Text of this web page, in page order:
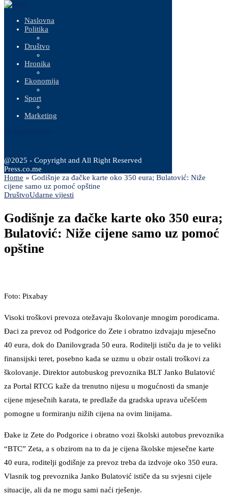
Naslovna
Politika
Društvo
Hronika
Ekonomija
Sport
Marketing
@2025 - Copyright and All Right Reserved
Press.co.me
Home » Godišnje za đačke karte oko 350 eura; Bulatović: Niže
cijene samo uz pomoć opštine
DruštvoUdarne vijesti
Godišnje za đačke karte oko 350 eura;
Bulatović: Niže cijene samo uz pomoć
opštine
Foto: Pixabay
Visoki troškovi prevoza otežavaju školovanje mnogim porodicama.
Đaci za prevoz od Podgorice do Zete i obratno izdvajaju mjesečno
40 eura, dok do Danilovgrada 50 eura. Roditelji ističu da je to veliki
finansijski teret, posebno kada se uzmu u obzir ostali troškovi za
školovanje. Direktor autobuskog prevoznika BLT Janko Bulatović
za Portal RTCG kaže da trenutno nijesu u mogućnosti da smanje
cijene mjesečnih karata, te predlaže da gradska uprava učešćem
pomogne u formiranju nižih cijena na ovim linijama.
Đake iz Zete do Podgorice i obratno vozi školski autobus prevoznika
“BTC” Zeta, a s obzirom na to da je cijena školske mjesečne karte
40 eura, roditelji godišnje za prevoz treba da izdvoje oko 350 eura.
Vlasnik tog prevoznika Janko Bulatović ističe da su svjesni cijele
situacije, ali da ne mogu sami naći rješenje.